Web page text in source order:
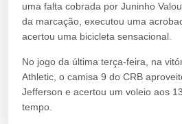
uma falta cobrada por Juninho
da marcação, executou uma
acertou uma bicicleta sensacional.
No jogo da última terça-feira, na
Athletic, o camisa 9 do CRB
Jefferson e acertou um voleio aos
tempo.